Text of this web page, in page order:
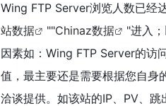
Wing FTP Server浏览人数已经
站数据
""Chinaz数据
"进入
因素如：Wing FTP Server的访
值，最主要还是需要根据您自身
洽谈提供。如该站的IP、PV、跳